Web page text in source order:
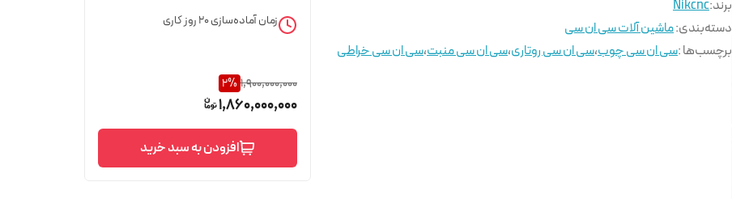
برند:Nikcnc
دسته‌بندی:ماشین آلات سی ان سی
برچسب‌ها :سی ان سی چوب،سی ان سی روتاری،سی ان سی منبت،سی ان سی خراطی
زمان آماده‌سازی20روز کاری
1,900,000,000
2%
1,860,000,000
افزودن به سبد خرید